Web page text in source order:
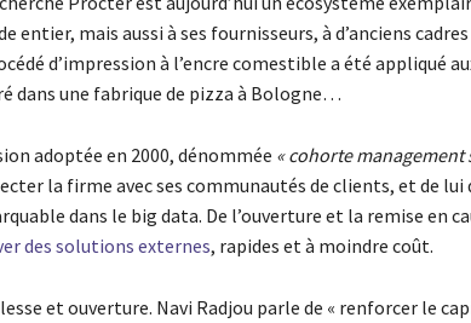
entier, mais aussi à ses fournisseurs, à d’anciens
d’impression à l’encre comestible a été appliqué
dans une fabrique de pizza à Bologne…
adoptée en 2000, dénommée « cohorte management
la firme avec ses communautés de clients, et de lui
dans le big data. De l’ouverture et la remise en
des solutions externes, rapides et à moindre coût.
et ouverture. Navi Radjou parle de « renforcer le